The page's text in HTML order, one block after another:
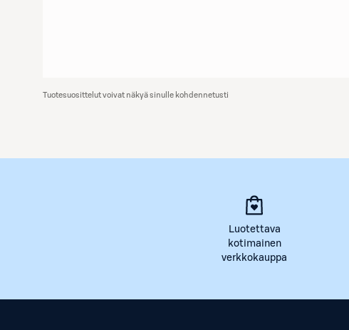
Tuotesuosittelut voivat näkyä sinulle kohdennetusti
Luotettava
kotimainen
verkkokauppa